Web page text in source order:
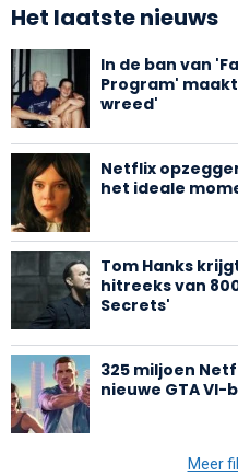
Het laatste nieuws
In de ban van
Program'
wreed'
Netflix
het ideale
Tom Hanks
hitreeks van
Secrets'
325 miljoen
nieuwe GTA VI-
Meer